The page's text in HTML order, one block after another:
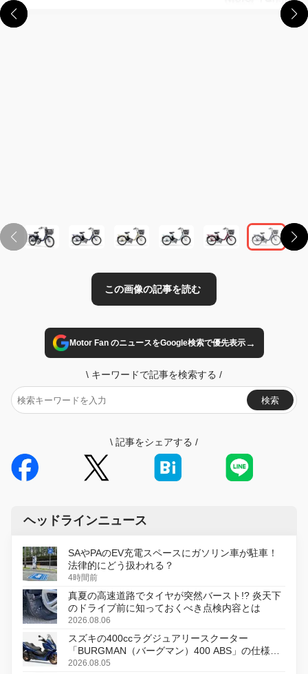
Motor Fan のニュースをGoogle検索で優先表示→
\ キーワードで記事を検索する /
検索
\ 記事をシェアする /
ヘッドラインニュース
SAやPAのEV充電スペースにガソリン車が駐車！
法律的にどう扱われる？
4時間前
真夏の高速道路でタイヤが突然バースト!? 炎天下
のドライブ前に知っておくべき点検内容とは
2026.08.06
スズキの400ccラグジュアリースクーター
「BURGMAN（バーグマン）400 ABS」の仕様を
変更し、8月18日に発売
2026.08.05